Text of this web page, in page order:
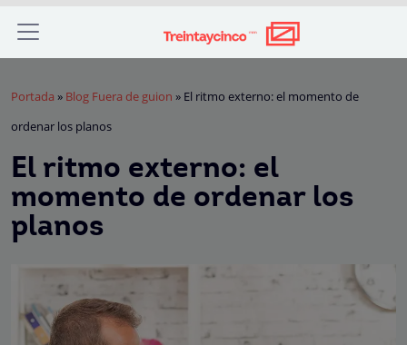
Portada » Blog Fuera de guion » El ritmo externo: el momento de
ordenar los planos
El ritmo externo: el
momento de ordenar los
planos